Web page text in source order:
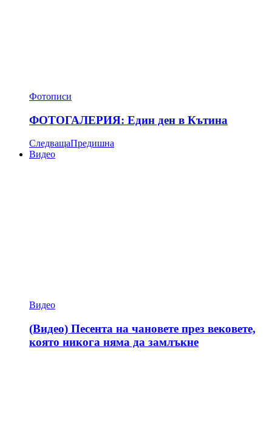
Фотописи
ФОТОГАЛЕРИЯ: Един ден в Кътина
СледващаПредишна
Видео
Видео
(Видео) Песента на чановете през вековете,
която никога няма да замлъкне